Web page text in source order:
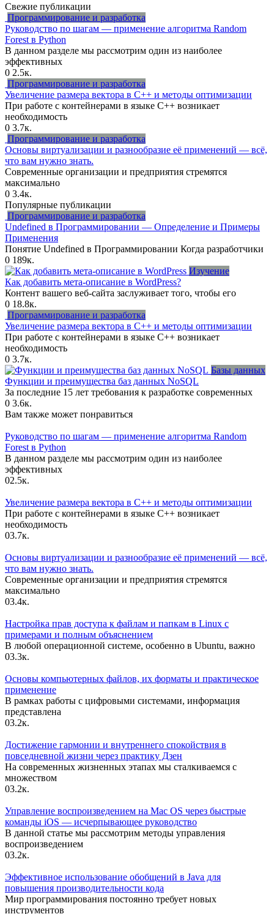
Свежие публикации
Программирование и разработка
Руководство по шагам — применение алгоритма Random
Forest в Python
В данном разделе мы рассмотрим один из наиболее
эффективных
0 2.5к.
Программирование и разработка
Увеличение размера вектора в C++ и методы оптимизации
При работе с контейнерами в языке C++ возникает
необходимость
0 3.7к.
Программирование и разработка
Основы виртуализации и разнообразие её применений — всё,
что вам нужно знать.
Современные организации и предприятия стремятся
максимально
0 3.4к.
Популярные публикации
Программирование и разработка
Undefined в Программировании — Определение и Примеры
Применения
Понятие Undefined в Программировании Когда разработчики
0 189к.
Изучение
Как добавить мета-описание в WordPress?
Контент вашего веб-сайта заслуживает того, чтобы его
0 18.8к.
Программирование и разработка
Увеличение размера вектора в C++ и методы оптимизации
При работе с контейнерами в языке C++ возникает
необходимость
0 3.7к.
Базы данных
Функции и преимущества баз данных NoSQL
За последние 15 лет требования к разработке современных
0 3.6к.
Вам также может понравиться
Руководство по шагам — применение алгоритма Random
Forest в Python
В данном разделе мы рассмотрим один из наиболее
эффективных
02.5к.
Увеличение размера вектора в C++ и методы оптимизации
При работе с контейнерами в языке C++ возникает
необходимость
03.7к.
Основы виртуализации и разнообразие её применений — всё,
что вам нужно знать.
Современные организации и предприятия стремятся
максимально
03.4к.
Настройка прав доступа к файлам и папкам в Linux с
примерами и полным объяснением
В любой операционной системе, особенно в Ubuntu, важно
03.3к.
Основы компьютерных файлов, их форматы и практическое
применение
В рамках работы с цифровыми системами, информация
представлена
03.2к.
Достижение гармонии и внутреннего спокойствия в
повседневной жизни через практику Дзен
На современных жизненных этапах мы сталкиваемся с
множеством
03.2к.
Управление воспроизведением на Mac OS через быстрые
команды iOS — исчерпывающее руководство
В данной статье мы рассмотрим методы управления
воспроизведением
03.2к.
Эффективное использование обобщений в Java для
повышения производительности кода
Мир программирования постоянно требует новых
инструментов